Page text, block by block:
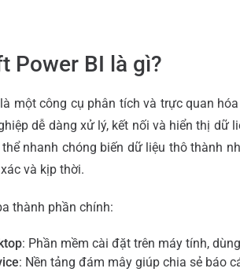
Power BI là gì?
một công cụ phân tích và trực quan
dễ dàng xử lý, kết nối và hiển thị dữ
nhanh chóng biến dữ liệu thô thành
và kịp thời.
thành phần chính:
: Phần mềm cài đặt trên máy tính,
: Nền tảng đám mây giúp chia sẻ báo